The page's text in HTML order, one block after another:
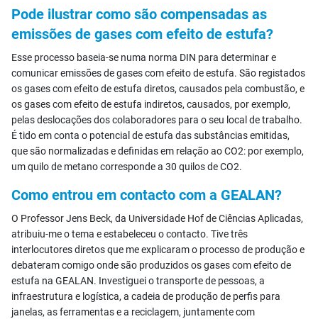
Pode ilustrar como são compensadas as
emissões de gases com efeito de estufa?
Esse processo baseia-se numa norma DIN para determinar e
comunicar emissões de gases com efeito de estufa. São registados
os gases com efeito de estufa diretos, causados pela combustão, e
os gases com efeito de estufa indiretos, causados, por exemplo,
pelas deslocações dos colaboradores para o seu local de trabalho.
É tido em conta o potencial de estufa das substâncias emitidas,
que são normalizadas e definidas em relação ao CO2: por exemplo,
um quilo de metano corresponde a 30 quilos de CO2.
Como entrou em contacto com a GEALAN?
O Professor Jens Beck, da Universidade Hof de Ciências Aplicadas,
atribuiu-me o tema e estabeleceu o contacto. Tive três
interlocutores diretos que me explicaram o processo de produção e
debateram comigo onde são produzidos os gases com efeito de
estufa na GEALAN. Investiguei o transporte de pessoas, a
infraestrutura e logística, a cadeia de produção de perfis para
janelas, as ferramentas e a reciclagem, juntamente com